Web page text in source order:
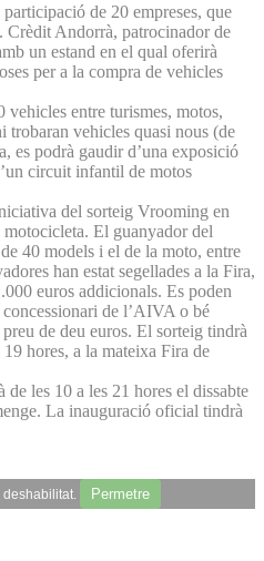
de 20 empreses, que
Crèdit Andorrà, patrocinador de
un estand en el qual oferirà
per a la compra de vehicles
vehicles entre turismes, motos,
trobaran vehicles quasi nous (de
es podrà gaudir d’una exposició
circuit infantil de motos
del sorteig Vrooming en
El guanyador del
40 models i el de la moto, entre
han estat segellades a la Fira,
euros addicionals. Es poden
de l’AIVA o bé
de deu euros. El sorteig tindrà
hores, a la mateixa Fira de
de les 10 a les 21 hores el dissabte
La inauguració oficial tindrà
Permetre